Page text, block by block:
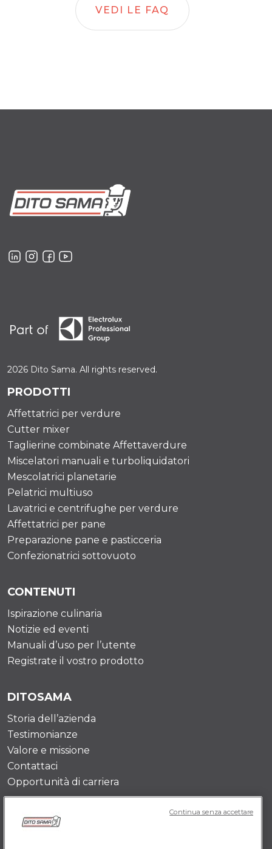
VEDI LE FAQ
2026 Dito Sama. All rights reserved.
PRODOTTI
Affettatrici per verdure
Cutter mixer
Taglierine combinate Affettaverdure
Miscelatori manuali e turboliquidatori
Mescolatrici planetarie
Pelatrici multiuso
Lavatrici e centrifughe per verdure
Affettatrici per pane
Preparazione pane e pasticceria
Confezionatrici sottovuoto
CONTENUTI
Ispirazione culinaria
Notizie ed eventi
Manuali d’uso per l’utente
Registrate il vostro prodotto
DITOSAMA
Storia dell’azienda
Testimonianze
Valore e missione
Contattaci
Opportunità di carriera
POLICY IT Continua senza accettare